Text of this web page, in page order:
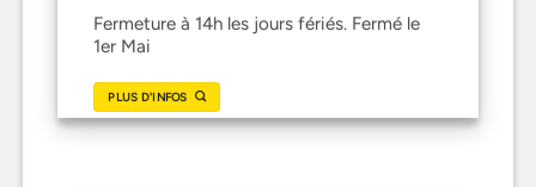
Fermeture à 14h les jours fériés. Fermé le
1er Mai
PLUS D'INFOS